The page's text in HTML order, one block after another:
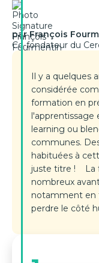
par François
Co-fondateur du
Il y a quelques
considérée
formation en
l'apprentissage
learning ou
communes.
habituées à
juste titre ! La
nombreux
notamment en
perdre le côté